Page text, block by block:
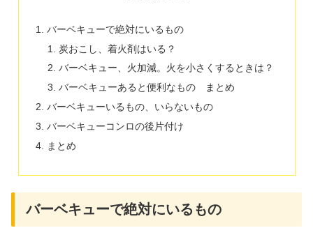
バーベキューで絶対にいるもの
炭おこし、着火剤はいる？
バーベキュー、火加減。火を小さくするときは？
バーベキューあると便利なもの まとめ
バーベキューいるもの、いらないもの
バーベキューコンロの後片付け
まとめ
バーベキューで絶対にいるもの